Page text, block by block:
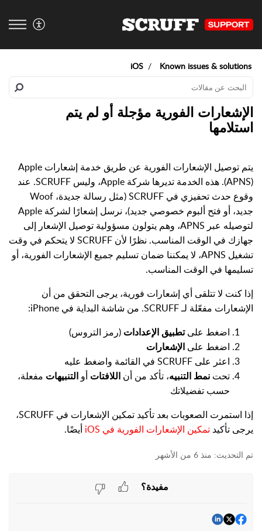
Known issues & solutions
iOS
الإشعارات الفورية مؤجلة أو لم يتم
استلامها
يتم توصيل الإشعارات الفورية عن طريق خدمة إشعارات Apple
(APNS). هذه الخدمة تديرها شركة Apple، وليس SCRUFF. عند
وقوع حدث تحفيزي في SCRUFF (مثل رسالة جديدة، Woof
جديد، أو فتح ألبوم خصوصي جديد)، نرسل إشعارًا لشركة Apple
لتوصيله عبر APNS، وهم يتولون مسؤولية توصيل الإشعار إلى
جهازك في الوقت المناسب. نظرًا لأن SCRUFF لا يتحكم في وقت
تشغيل APNS، لا يمكننا ضمان تسليم جميع الإشعارات الفورية، أو
تسليمها في الوقت المناسب.
إذا كنت لا تتلقى أي إشعارات فورية، يرجى التحقق من أن
الإشعارات مفعّلة لـ SCRUFF. من شاشة البداية في iPhone:
اضغط علىتطبيق الإعدادات (رمز التروس)
اضغط على الإشعارات
اعثر على SCRUFF في القائمة واضغط عليه
تحت نمط التنبيه، تأكد من أن اللافتات أو التنبيهات مفعلة،
حسب تفضيلاتك
إذا استمرت الصعوبات بعد تأكيد تمكين الإشعارات في SCRUFF،
يرجى تأكيد تمكين الإشعارات الفورية في iOS أيضًا.
منذ 6 من الأشهر
مفيدة؟